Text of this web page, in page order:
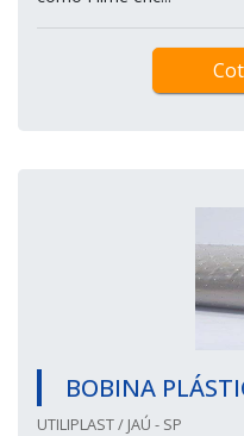
BOBINA
UTILIPLAST / JAÚ - SP